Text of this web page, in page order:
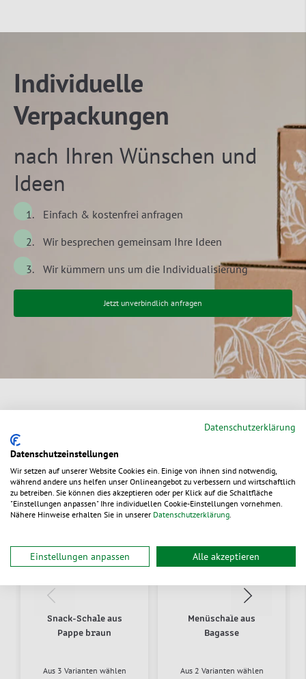
Individuelle
Verpackungen
nach Ihren Wünschen und
Ideen
Einfach & kostenfrei anfragen
Wir besprechen gemeinsam Ihre Ideen
Wir kümmern uns um die Individualisierung
Jetzt unverbindlich anfragen
neu
Snack-Schale aus
Pappe braun
Aus 3 Varianten wählen
Menüschale aus
Bagasse
Aus 2 Varianten wählen
Datenschutzerklärung
Datenschutzeinstellungen
Wir setzen auf unserer Website Cookies ein. Einige von ihnen sind notwendig,
während andere uns helfen unser Onlineangebot zu verbessern und wirtschaftlich
zu betreiben. Sie können dies akzeptieren oder per Klick auf die Schaltfläche
"Einstellungen anpassen" Ihre individuellen Cookie-Einstellungen vornehmen.
Nähere Hinweise erhalten Sie in unserer Datenschutzerklärung.
Einstellungen anpassen Alle akzeptieren